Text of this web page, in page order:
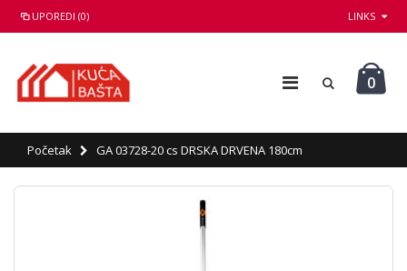
UPOREDI (0) LINKS
0
Početak GA 03728-20 cs DRSKA DRVENA 180cm